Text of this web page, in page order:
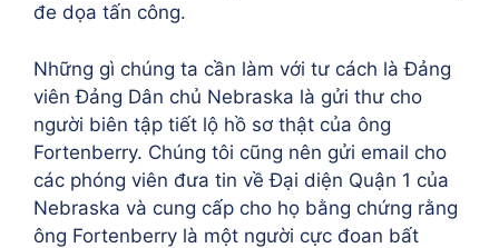
đe dọa tấn công.
Những gì chúng ta cần làm với tư cách là Đảng
viên Đảng Dân chủ Nebraska là gửi thư cho
người biên tập tiết lộ hồ sơ thật của ông
Fortenberry. Chúng tôi cũng nên gửi email cho
các phóng viên đưa tin về Đại diện Quận 1 của
Nebraska và cung cấp cho họ bằng chứng rằng
ông Fortenberry là một người cực đoan bất